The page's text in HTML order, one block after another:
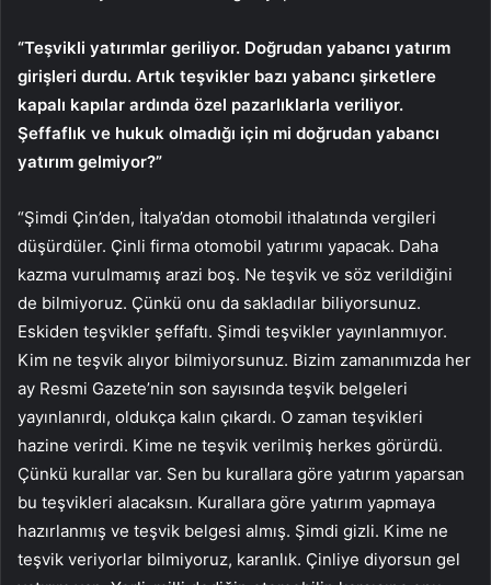
“Teşvikli yatırımlar geriliyor. Doğrudan yabancı yatırım
girişleri durdu. Artık teşvikler bazı yabancı şirketlere
kapalı kapılar ardında özel pazarlıklarla veriliyor.
Şeffaflık ve hukuk olmadığı için mi doğrudan yabancı
yatırım gelmiyor?”
“Şimdi Çin’den, İtalya’dan otomobil ithalatında vergileri
düşürdüler. Çinli firma otomobil yatırımı yapacak. Daha
kazma vurulmamış arazi boş. Ne teşvik ve söz verildiğini
de bilmiyoruz. Çünkü onu da sakladılar biliyorsunuz.
Eskiden teşvikler şeffaftı. Şimdi teşvikler yayınlanmıyor.
Kim ne teşvik alıyor bilmiyorsunuz. Bizim zamanımızda her
ay Resmi Gazete’nin son sayısında teşvik belgeleri
yayınlanırdı, oldukça kalın çıkardı. O zaman teşvikleri
hazine verirdi. Kime ne teşvik verilmiş herkes görürdü.
Çünkü kurallar var. Sen bu kurallara göre yatırım yaparsan
bu teşvikleri alacaksın. Kurallara göre yatırım yapmaya
hazırlanmış ve teşvik belgesi almış. Şimdi gizli. Kime ne
teşvik veriyorlar bilmiyoruz, karanlık. Çinliye diyorsun gel